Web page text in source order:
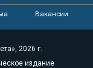
Вакансии
2026 г.
издание